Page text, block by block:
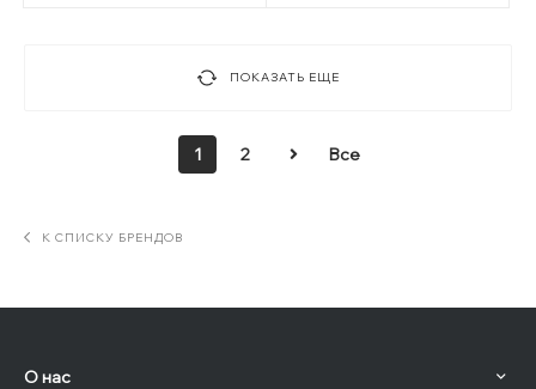
ПОКАЗАТЬ ЕЩЕ
1 2 Все
К СПИСКУ БРЕНДОВ
О нас